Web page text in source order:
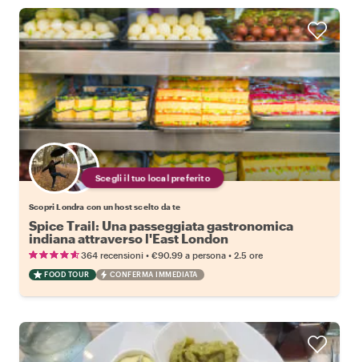
Scegli il tuo local preferito
Scopri Londra con un host scelto da te
Spice Trail: Una passeggiata gastronomica
indiana attraverso l'East London
364 recensioni • €90.99 a persona • 2.5 ore
FOOD TOUR CONFERMA IMMEDIATA